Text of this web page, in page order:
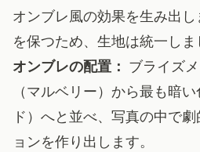
オンブレ風の効果を生み出
を保つため、生地は統一しま
オンブレの配置： ブライズ
（マルベリー）から最も暗
ド）へと並べ、写真の中で
ョンを作り出します。